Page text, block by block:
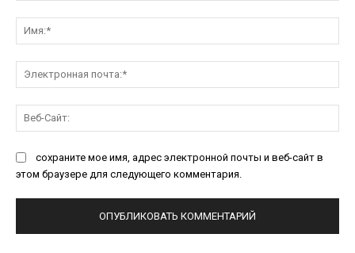
сохраните мое имя, адрес электронной почты и веб-сайт в
этом браузере для следующего комментария.